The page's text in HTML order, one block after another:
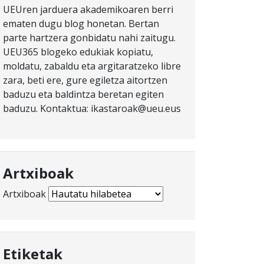
UEUren jarduera akademikoaren berri
ematen dugu blog honetan. Bertan
parte hartzera gonbidatu nahi zaitugu.
UEU365 blogeko edukiak kopiatu,
moldatu, zabaldu eta argitaratzeko libre
zara, beti ere, gure egiletza aitortzen
baduzu eta baldintza beretan egiten
baduzu. Kontaktua: ikastaroak@ueu.eus
Artxiboak
Artxiboak
Etiketak